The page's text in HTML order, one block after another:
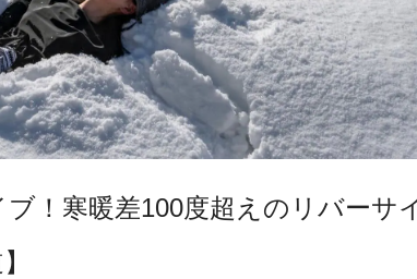
！寒暖差100度超えのリバーサ